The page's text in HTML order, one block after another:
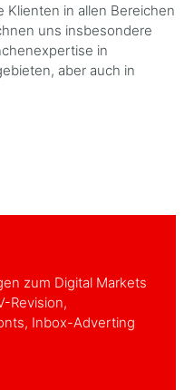
Klienten in allen Bereichen
uns insbesondere
in
aber auch in
zum Digital Markets
Revision,
Inbox-Adverting